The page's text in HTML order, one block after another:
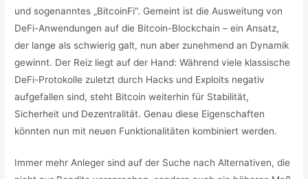
und sogenanntes „BitcoinFi“. Gemeint ist die Ausweitung von
DeFi-Anwendungen auf die Bitcoin-Blockchain – ein Ansatz,
der lange als schwierig galt, nun aber zunehmend an Dynamik
gewinnt. Der Reiz liegt auf der Hand: Während viele klassische
DeFi-Protokolle zuletzt durch Hacks und Exploits negativ
aufgefallen sind, steht Bitcoin weiterhin für Stabilität,
Sicherheit und Dezentralität. Genau diese Eigenschaften
könnten nun mit neuen Funktionalitäten kombiniert werden.
Immer mehr Anleger sind auf der Suche nach Alternativen, die